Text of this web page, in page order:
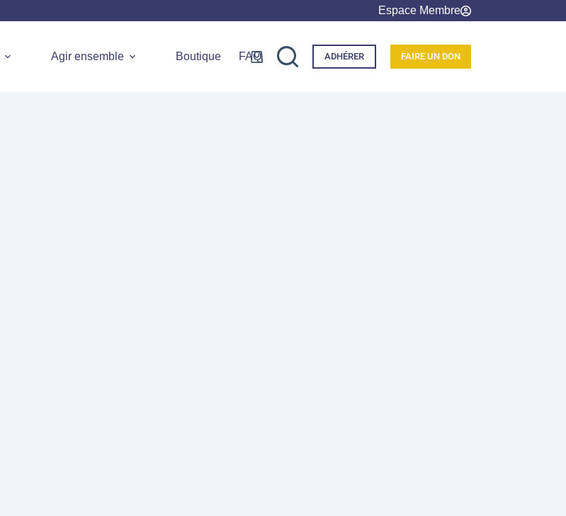
Espace Membre
Agir ensemble Boutique FAQ ADHÉRER FAIRE UN DON